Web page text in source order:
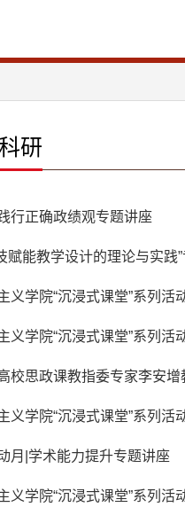
研
行正确政绩观专题讲座
赋能教学设计的理论与实践
义学院“沉浸式课堂”系列活
陈列馆 诛殖民漫天狼烟 鉴
义学院“沉浸式课堂”系列活
强国之志”将思政课搬进长
校思政课教指委专家李安
义学院“沉浸式课堂”系列活
兴”课堂搬进长春城市规划展
月|学术能力提升专题讲座
义学院“沉浸式课堂”系列活